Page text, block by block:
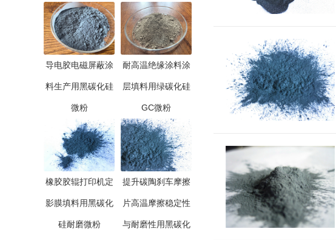
导电胶电磁屏蔽涂
料生产用黑碳化硅
微粉
耐高温绝缘涂料涂
层填料用绿碳化硅
GC微粉
橡胶胶辊打印机定
影膜填料用黑碳化
硅耐磨微粉
提升碳陶刹车摩擦
片高温摩擦稳定性
与耐磨性用黑碳化